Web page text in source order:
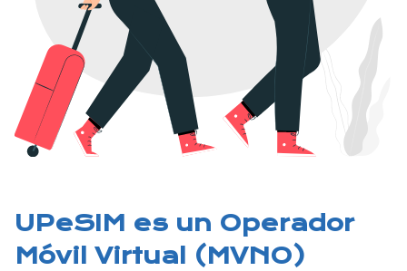
UPeSIM es un Operador
Móvil Virtual (MVNO)